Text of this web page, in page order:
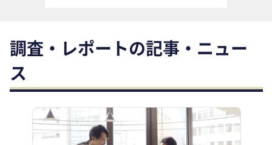
調査・レポートの記事・ニュー
ス